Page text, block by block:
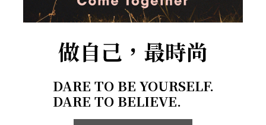
做自己，最時尚
DARE TO BE YOURSELF.
DARE TO BELIEVE.